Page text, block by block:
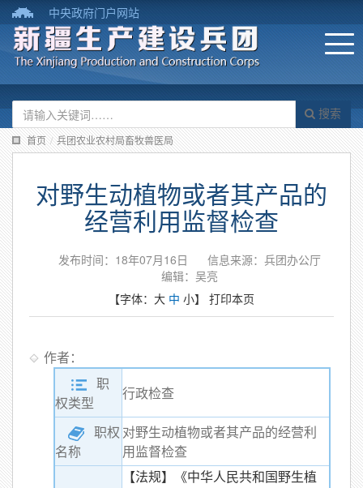
中央政府门户网站
搜索
首页 / 兵团农业农村局畜牧兽医局
对野生动植物或者其产品的
经营利用监督检查
发布时间：18年07月16日
信息来源：兵团办公厅
编辑：吴亮
【字体： 大 中 小】 打印本页
作者：
职
权类型
行政检查
职权
名称
对野生动植物或者其产品的经营利
用监督检查
【法规】《中华人民共和国野生植